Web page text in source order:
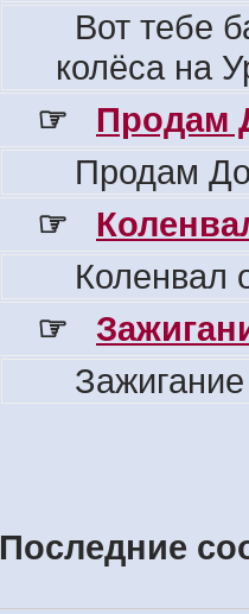
Вот тебе
колёса на
☞
Продам
Продам
☞
Коленвал
☞
Последние